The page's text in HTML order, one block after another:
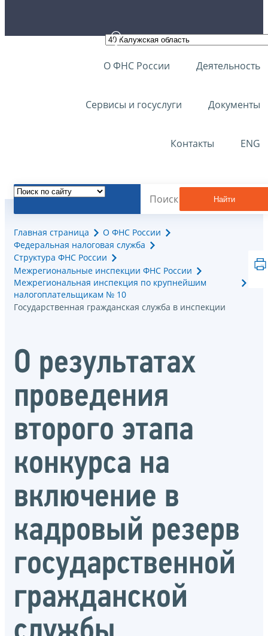
О ФНС России Деятельность
Сервисы и госуслуги Документы
Контакты ENG
Найти
Главная страница
О ФНС России
Федеральная налоговая служба
Структура ФНС России
Межрегиональные инспекции ФНС России
Межрегиональная инспекция по крупнейшим
налогоплательщикам № 10
Государственная гражданская служба в инспекции
О результатах
проведения
второго этапа
конкурса на
включение в
кадровый резерв
государственной
гражданской